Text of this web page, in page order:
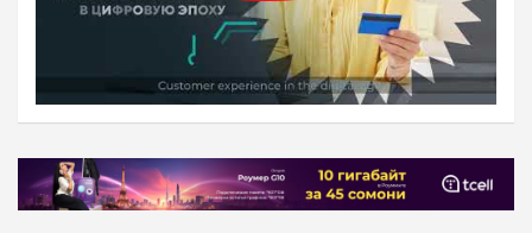
Навигация
по